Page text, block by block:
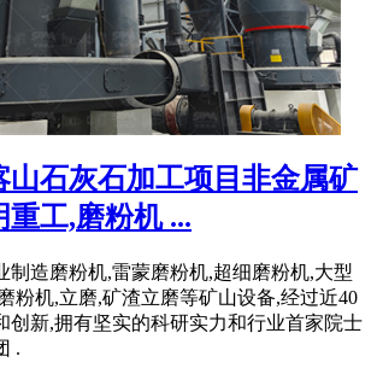
山石灰石加工项目非金属矿
重工,磨粉机 ...
制造磨粉机,雷蒙磨粉机,超细磨粉机,大型
粉机,立磨,矿渣立磨等矿山设备,经过近40
创新,拥有坚实的科研实力和行业首家院士
.